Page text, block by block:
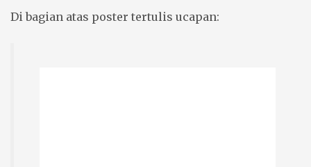
Di bagian atas poster tertulis ucapan: